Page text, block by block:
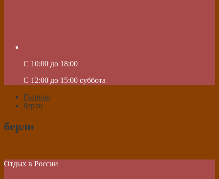
C 10:00 до 18:00
C 12:00 до 15:00 суббота
Главная
берли
берли
Отдых в России